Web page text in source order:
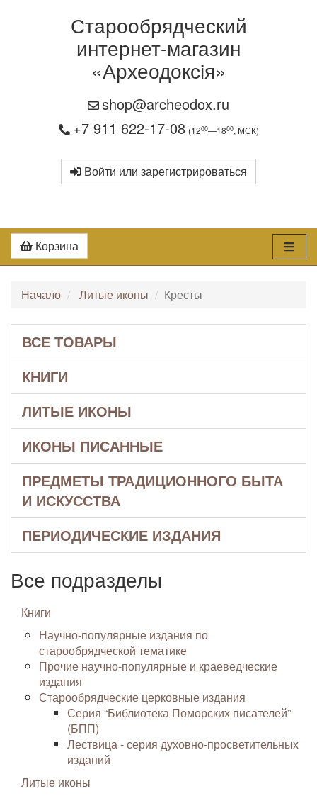
Старообрядческий
интернет-магазин
«Археодоксiя»
shop@archeodox.ru
+7 911 622-17-08 (1200—1800, МСК)
Войти или зарегистрироваться
Корзина
Начало Литые иконы Кресты
ВСЕ ТОВАРЫ
КНИГИ
ЛИТЫЕ ИКОНЫ
ИКОНЫ ПИСАННЫЕ
ПРЕДМЕТЫ ТРАДИЦИОННОГО БЫТА
И ИСКУССТВА
ПЕРИОДИЧЕСКИЕ ИЗДАНИЯ
Все подразделы
Книги
Научно-популярные издания по
старообрядческой тематике
Прочие научно-популярные и краеведческие
издания
Старообрядческие церковные издания
Серия “Библиотека Поморских писателей”
(БПП)
Лествица - серия духовно-просветительных
изданий
Литые иконы